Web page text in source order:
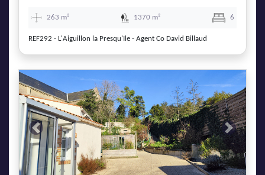
263 m² 1370 m² 6
REF292 - L'Aiguillon la Presqu'Ile - Agent Co David Billaud
Previous Next